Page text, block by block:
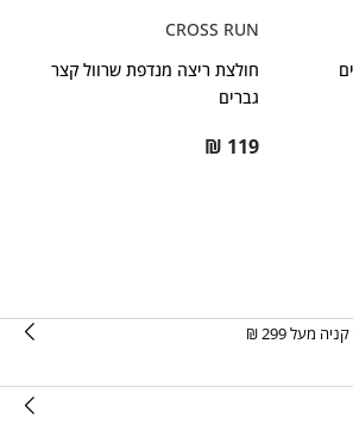
CROSS RUN
חולצת ריצה מנדפת שרוול קצר
גברים
₪ 119
מעל 299 ₪